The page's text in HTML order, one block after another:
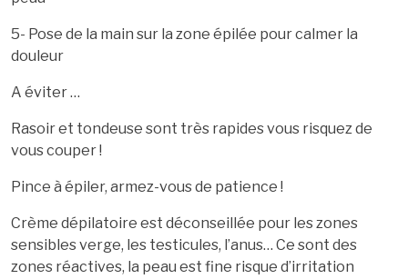
5- Pose de la main sur la zone épilée pour calmer la
douleur
A éviter …
Rasoir et tondeuse sont très rapides vous risquez de
vous couper !
Pince à épiler, armez-vous de patience !
Crème dépilatoire est déconseillée pour les zones
sensibles verge, les testicules, l’anus… Ce sont des
zones réactives, la peau est fine risque d’irritation